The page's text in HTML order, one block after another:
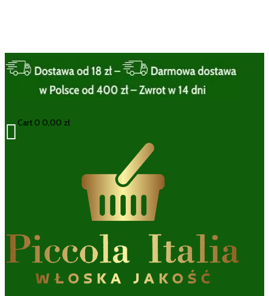
 Cart 0 0,00 zł